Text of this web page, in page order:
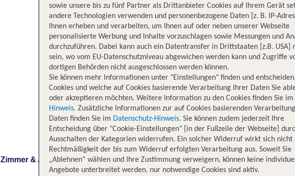
Zimmer & Angebote Hotelinformationen Lage Bewertungen
sowie unsere bis zu fünf Partner als Drittanbieter Cookies auf Ihrem Gerät
andere Technologien verwenden und personenbezogene Daten [z. B. IP-
Ihnen erheben und verarbeiten, um Ihnen auf oder neben unserer Webseite
personalisierte Werbung und Inhalte vorzuschlagen sowie Messungen und
durchzuführen. Dabei kann auch ein Datentransfer in Drittstaaten [z.B. USA]
sein, wo vom EU-Datenschutzniveau abgewichen werden kann und Zugriffe
dortigen Behörden nicht ausgeschlossen werden können.
Sie können mehr Informationen unter "Einstellungen" finden und
Cookies und welche auf Cookies basierende Verarbeitung Ihrer Daten Sie
oder akzeptieren möchten. Weitere Information zu den Cookies finden Sie im
Hinweis. Zusätzliche Informationen zur auf Cookies basierenden
Daten finden Sie im Datenschutz-Hinweis. Sie können zudem jederzeit Ihre
Entscheidung über "Cookie-Einstellungen" [in der Fußzeile der Webseite]
Ausschalten der Kategorien widerrufen. Ein solcher Widerruf wirkt sich nicht
Rechtmäßigkeit der bis zum Widerruf erfolgten Verarbeitung aus. Soweit Sie
„Ablehnen“ wählen und Ihre Zustimmung verweigern, können keine
Angebote unterbreitet werden, nur notwendige Cookies sind aktiv.